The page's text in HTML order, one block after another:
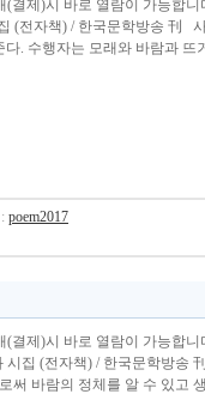
(결제)시 바로 열람이 가능합
(전자책) / 한국문학방송 刊
. 수행자는 모래와 바람과 뜨
poem2017
(결제)시 바로 열람이 가능합
시집 (전자책) / 한국문학방송
써 바람의 정체를 알 수 있고